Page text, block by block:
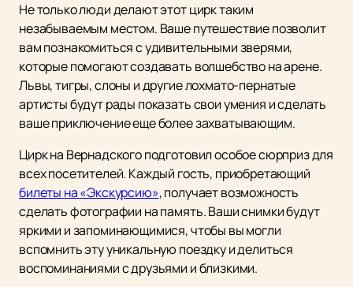
Не только люди делают этот цирк таким
незабываемым местом. Ваше путешествие позволит
вам познакомиться с удивительными зверями,
которые помогают создавать волшебство на арене.
Львы, тигры, слоны и другие лохмато-пернатые
артисты будут рады показать свои умения и сделать
ваше приключение еще более захватывающим.
Цирк на Вернадского подготовил особое сюрприз для
всех посетителей. Каждый гость, приобретающий
билеты на «Экскурсию», получает возможность
сделать фотографии на память. Ваши снимки будут
яркими и запоминающимися, чтобы вы могли
вспомнить эту уникальную поездку и делиться
воспоминаниями с друзьями и близкими.